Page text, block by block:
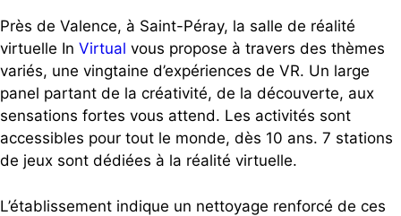
Près de Valence, à Saint-Péray, la salle de réalité
virtuelle In Virtual vous propose à travers des thèmes
variés, une vingtaine d’expériences de VR. Un large
panel partant de la créativité, de la découverte, aux
sensations fortes vous attend. Les activités sont
accessibles pour tout le monde, dès 10 ans. 7 stations
de jeux sont dédiées à la réalité virtuelle.
L’établissement indique un nettoyage renforcé de ces